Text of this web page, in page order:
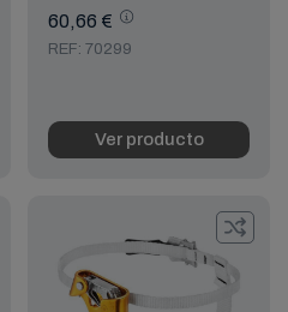
60,66 €
REF: 70299
Ver producto